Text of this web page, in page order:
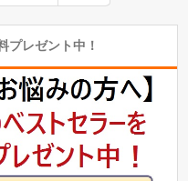
プレゼント中！